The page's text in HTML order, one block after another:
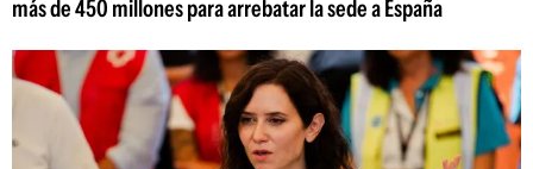
más de 450 millones para arrebatar la sede a España